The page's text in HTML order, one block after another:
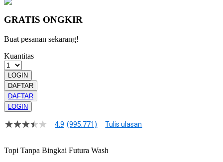
GRATIS ONGKIR
Buat pesanan sekarang!
Kuantitas
LOGIN
DAFTAR
DAFTAR
LOGIN
4.9
bintang,
4.9 (995.771) Tulis ulasan
Topi Tanpa Bingkai Futura Wash